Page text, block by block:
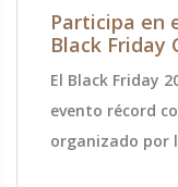
Participa en
Black Friday
El Black Friday
evento récord
organizado por